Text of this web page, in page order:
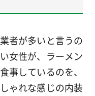
者が多いと言うの
女性が、ラーメン
事しているのを、
ゃれな感じの内装